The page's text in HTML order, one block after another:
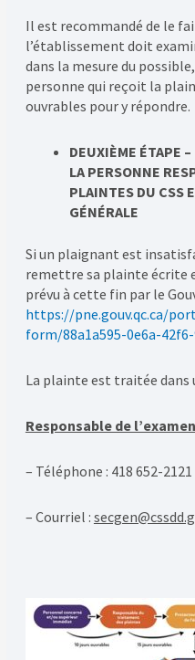
Il est recommandé de le
l’établissement doit
dans la mesure du
personne qui reçoit la
ouvrables pour y répondre.
DEUXIÈME ÉTAPE
LA PERSONNE
PLAINTES DU CSS
GÉNÉRALE
Si un plaignant est
remettre sa plainte écrite
prévu à cette fin par le
https://pne.gouv.qc.ca/
form/88a1a595-0e6a-
La plainte est traitée dans
Responsable de
– Téléphone : 418 652-
– Courriel :